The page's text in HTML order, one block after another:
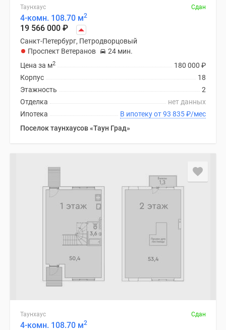
Таунхаус Сдан
4-комн. 108.70 м2
19 566 000 ₽
Санкт-Петербург, Петродворцовый
Проспект Ветеранов
24 мин.
180 000 ₽
Цена за м2
18
Корпус
2
Этажность
нет данных
Отделка
В ипотеку от 93 835₽/мес
Ипотека
Поселок таунхаусов «Таун Град»
Таунхаус Сдан
4-комн. 108.70 м2